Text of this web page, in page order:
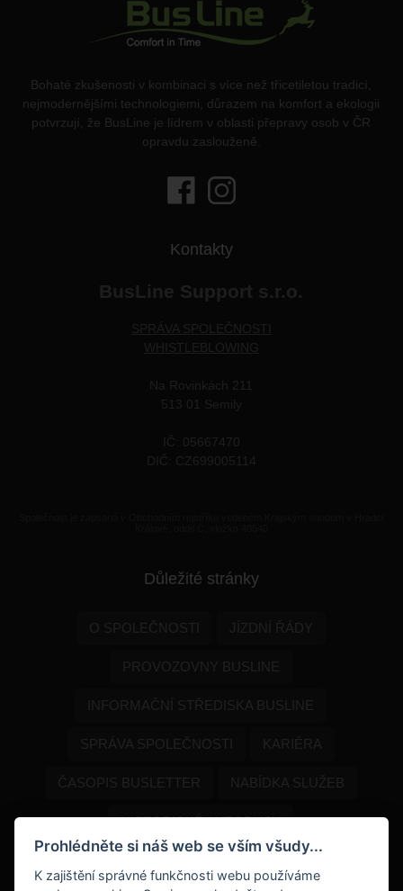
Bohaté zkušenosti v kombinaci s více než třicetiletou tradicí,
nejmodernějšími technologiemi, důrazem na komfort a ekologii
potvrzují, že BusLine je lídrem v oblasti přepravy osob v ČR
opravdu zaslouženě.
Kontakty
Důležité stránky
O SPOLEČNOSTI JÍZDNÍ ŘÁDY
PROVOZOVNY BUSLINE
INFORMAČNÍ STŘEDISKA BUSLINE
SPRÁVA SPOLEČNOSTI KARIÉRA
ČASOPIS BUSLETTER NABÍDKA SLUŽEB
HISTORICKÉ AUTOBUSY
Prohlédněte si náš web se vším všudy...
K zajištění správné funkčnosti webu používáme